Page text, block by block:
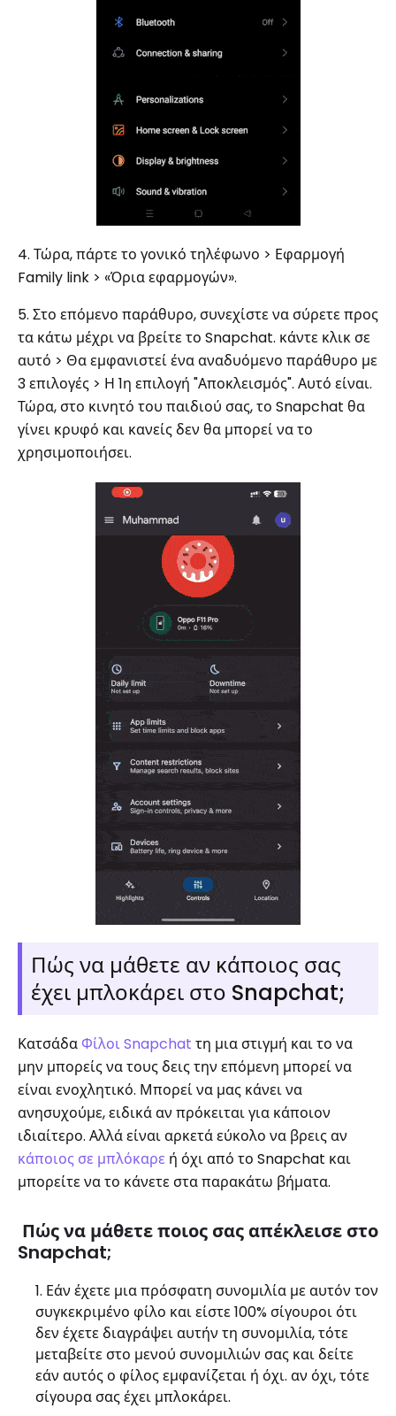
4. Τώρα, πάρτε το γονικό τηλέφωνο > Εφαρμογή
Family link > «Όρια εφαρμογών».
5. Στο επόμενο παράθυρο, συνεχίστε να σύρετε προς
τα κάτω μέχρι να βρείτε το Snapchat. κάντε κλικ σε
αυτό > Θα εμφανιστεί ένα αναδυόμενο παράθυρο με
3 επιλογές > Η 1η επιλογή "Αποκλεισμός". Αυτό είναι.
Τώρα, στο κινητό του παιδιού σας, το Snapchat θα
γίνει κρυφό και κανείς δεν θα μπορεί να το
χρησιμοποιήσει.
Πώς να μάθετε αν κάποιος σας
έχει μπλοκάρει στο Snapchat;
ΚατσάδαΦίλοι Snapchat τη μια στιγμή και το να
μην μπορείς να τους δεις την επόμενη μπορεί να
είναι ενοχλητικό. Μπορεί να μας κάνει να
ανησυχούμε, ειδικά αν πρόκειται για κάποιον
ιδιαίτερο. Αλλά είναι αρκετά εύκολο να βρεις αν
κάποιος σε μπλόκαρε ή όχι από το Snapchat και
μπορείτε να το κάνετε στα παρακάτω βήματα.
Πώς να μάθετε ποιος σας απέκλεισε στο
Snapchat;
Εάν έχετε μια πρόσφατη συνομιλία με αυτόν τον
συγκεκριμένο φίλο και είστε 100% σίγουροι ότι
δεν έχετε διαγράψει αυτήν τη συνομιλία, τότε
μεταβείτε στο μενού συνομιλιών σας και δείτε
εάν αυτός ο φίλος εμφανίζεται ή όχι. αν όχι, τότε
σίγουρα σας έχει μπλοκάρει.